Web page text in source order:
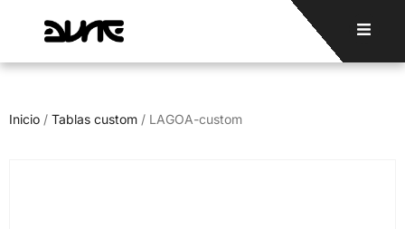
Inicio / Tablas custom / LAGOA-custom